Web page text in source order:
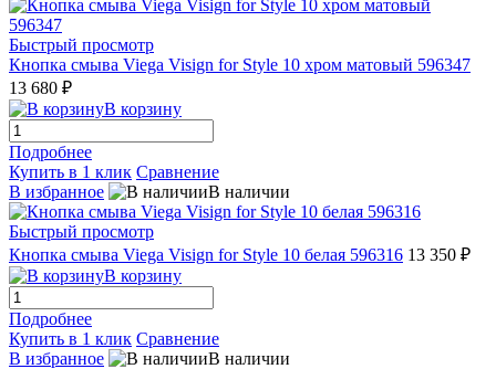
Быстрый просмотр
Кнопка смыва Viega Visign for Style 10 хром матовый 596347
13 680 ₽
В корзину
Подробнее
Купить в 1 клик Сравнение
В избранное
В наличии
Быстрый просмотр
Кнопка смыва Viega Visign for Style 10 белая 596316 13 350 ₽
В корзину
Подробнее
Купить в 1 клик Сравнение
В избранное
В наличии